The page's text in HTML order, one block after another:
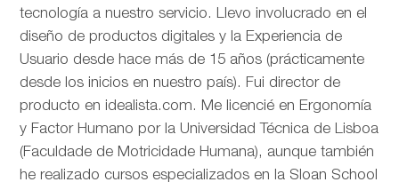
tecnología a nuestro servicio. Llevo involucrado en el
diseño de productos digitales y la Experiencia de
Usuario desde hace más de 15 años (prácticamente
desde los inicios en nuestro país). Fui director de
producto en idealista.com. Me licencié en Ergonomía
y Factor Humano por la Universidad Técnica de Lisboa
(Faculdade de Motricidade Humana), aunque también
he realizado cursos especializados en la Sloan School